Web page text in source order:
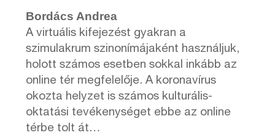
Bordács Andrea
A virtuális kifejezést gyakran a
szimulakrum szinonímájaként használjuk,
holott számos esetben sokkal inkább az
online tér megfelelője. A koronavírus
okozta helyzet is számos kulturális-
oktatási tevékenységet ebbe az online
térbe tolt át…